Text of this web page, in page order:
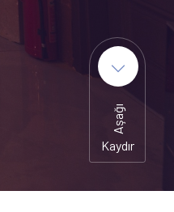
Aşağı
Kaydır